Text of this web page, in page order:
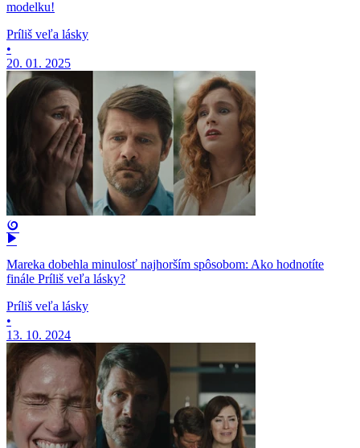
modelku!
Príliš veľa lásky
•
20. 01. 2025
Mareka dobehla minulosť najhorším spôsobom: Ako hodnotíte
finále Príliš veľa lásky?
Príliš veľa lásky
•
13. 10. 2024